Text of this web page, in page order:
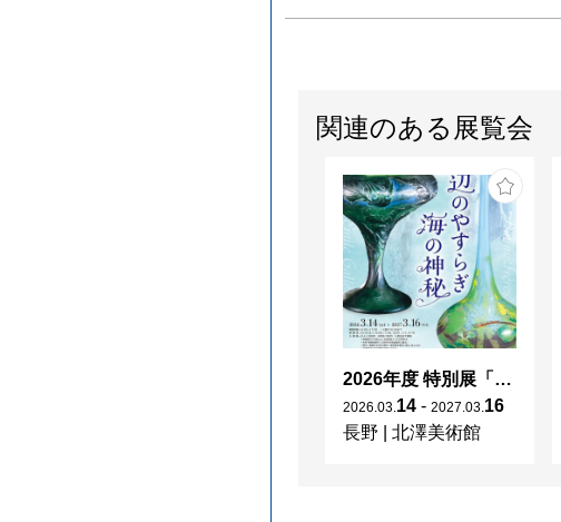
関連のある展覧会
2026年度 特別展「ガレとドーム、アール･ヌーヴォーのガラス 水辺のやすらぎ、海の神秘」
2026 03 14 - 2027 03 16
長野
北澤美術館